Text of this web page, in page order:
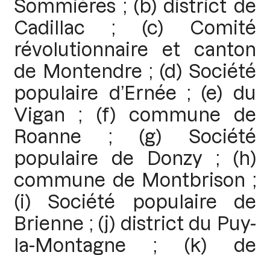
Sommières ; (b) district de
Cadillac ; (c) Comité
révolutionnaire et canton
de Montendre ; (d) Société
populaire d’Ernée ; (e) du
Vigan ; (f) commune de
Roanne ; (g) Société
populaire de Donzy ; (h)
commune de Montbrison ;
(i) Société populaire de
Brienne ; (j) district du Puy-
la-Montagne ; (k) de